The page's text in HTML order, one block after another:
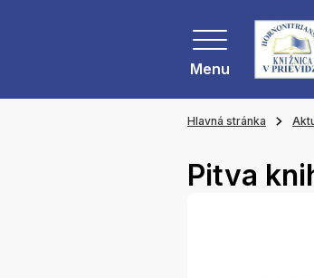
Menu
Hlavná stránka
Pitva